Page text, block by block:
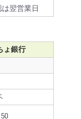
翌営業日
ょ銀行